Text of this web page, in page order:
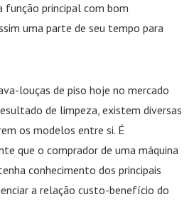
função principal com bom
uma parte de seu tempo para
louças de piso hoje no mercado
de limpeza, existem diversas
os modelos entre si. É
que o comprador de uma máquina
conhecimento dos principais
a relação custo-benefício do